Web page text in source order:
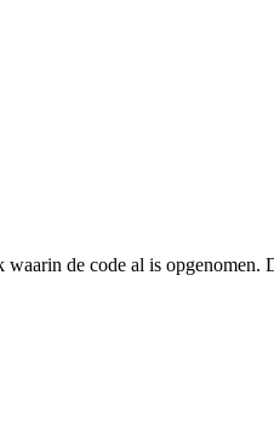
de code al is